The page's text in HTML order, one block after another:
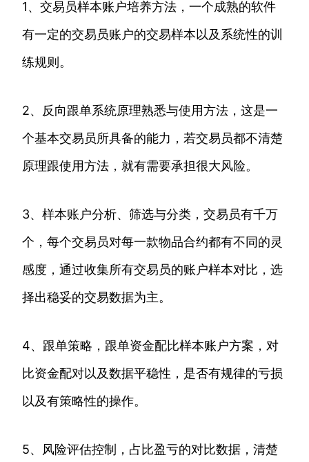
1、交易员样本账户培养方法，一个成熟的软件
有一定的交易员账户的交易样本以及系统性的训
练规则。
2、反向跟单系统原理熟悉与使用方法，这是一
个基本交易员所具备的能力，若交易员都不清楚
原理跟使用方法，就有需要承担很大风险。
3、样本账户分析、筛选与分类，交易员有千万
个，每个交易员对每一款物品合约都有不同的灵
感度，通过收集所有交易员的账户样本对比，选
择出稳妥的交易数据为主。
4、跟单策略，跟单资金配比样本账户方案，对
比资金配对以及数据平稳性，是否有规律的亏损
以及有策略性的操作。
5、风险评估控制，占比盈亏的对比数据，清楚